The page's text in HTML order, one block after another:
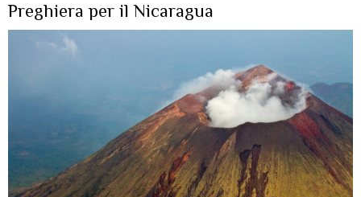
Preghiera per il Nicaragua